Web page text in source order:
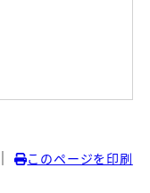
｜ このページを印刷